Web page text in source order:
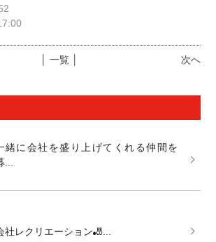
次へ
│ 一覧 │
緒に会社を盛り上げてくれる仲間を
...
社レクリエーション🎳...